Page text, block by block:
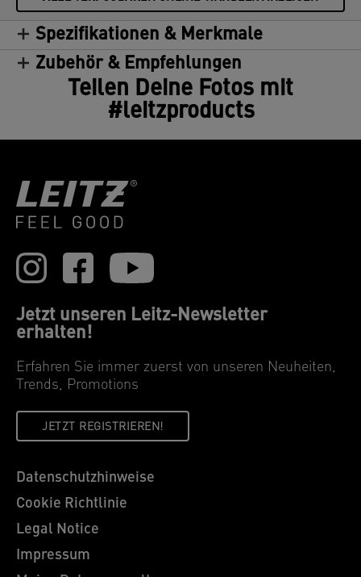
Spezifikationen & Merkmale
Zubehör & Empfehlungen
Teilen Deine Fotos mit
#leitzproducts
Jetzt unseren Leitz-Newsletter
erhalten!
Erfahren Sie immer zuerst von unseren Neuheiten,
Trends, Promotions
JETZT REGISTRIEREN!
Datenschutzhinweise
Cookie Richtlinie
Legal Notice
Impressum